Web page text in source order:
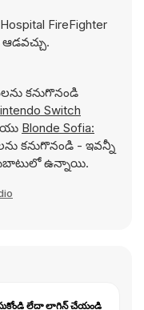
FireFighter
కనుగొనండి
Switch
Blonde Sofia:
కనుగొనండి - ఇవన్నీ
ఉన్నాయి.
లేదా లాగిన్ చేయండి